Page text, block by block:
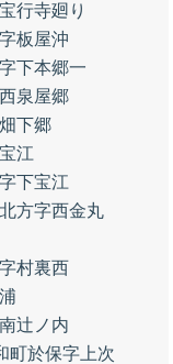
行寺廻り
板屋沖
下本郷一
泉屋郷
下郷
江
下宝江
方字西金丸
村裏西
辻ノ内
町於保字上次